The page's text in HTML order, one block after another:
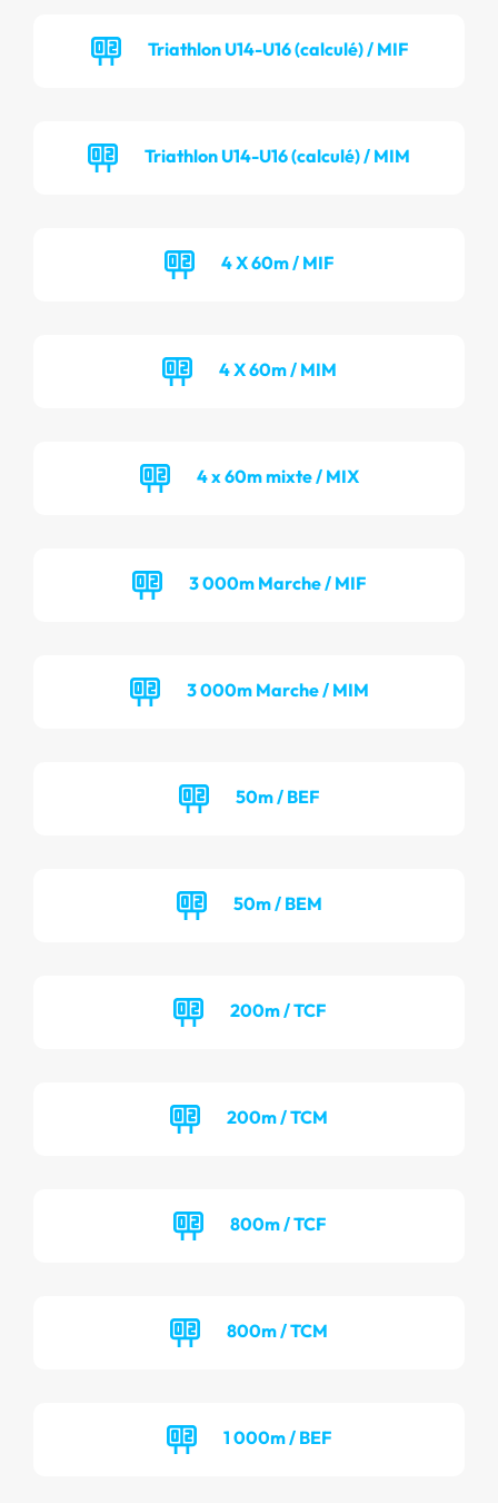
Triathlon U14-U16 (calculé) / MIF
Triathlon U14-U16 (calculé) / MIM
4 X 60m / MIF
4 X 60m / MIM
4 x 60m mixte / MIX
3 000m Marche / MIF
3 000m Marche / MIM
50m / BEF
50m / BEM
200m / TCF
200m / TCM
800m / TCF
800m / TCM
1 000m / BEF